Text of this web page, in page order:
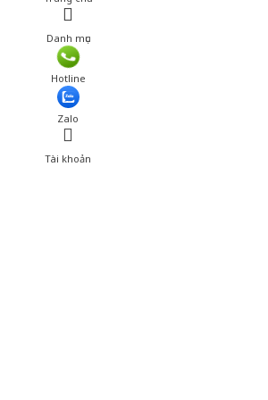
Danh mục
Hotline
Zalo
Tài khoản